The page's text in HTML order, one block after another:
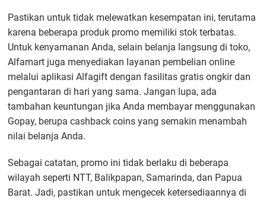
Pastikan untuk tidak melewatkan kesempatan ini, terutama
karena beberapa produk promo memiliki stok terbatas.
Untuk kenyamanan Anda, selain belanja langsung di toko,
Alfamart juga menyediakan layanan pembelian online
melalui aplikasi Alfagift dengan fasilitas gratis ongkir dan
pengantaran di hari yang sama. Jangan lupa, ada
tambahan keuntungan jika Anda membayar menggunakan
Gopay, berupa cashback coins yang semakin menambah
nilai belanja Anda.
Sebagai catatan, promo ini tidak berlaku di beberapa
wilayah seperti NTT, Balikpapan, Samarinda, dan Papua
Barat. Jadi, pastikan untuk mengecek ketersediaannya di